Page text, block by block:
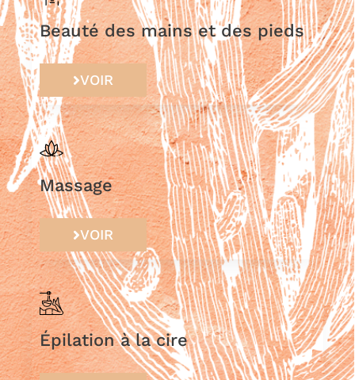
Beauté des mains et des pieds
VOIR
Massage
VOIR
Épilation à la cire